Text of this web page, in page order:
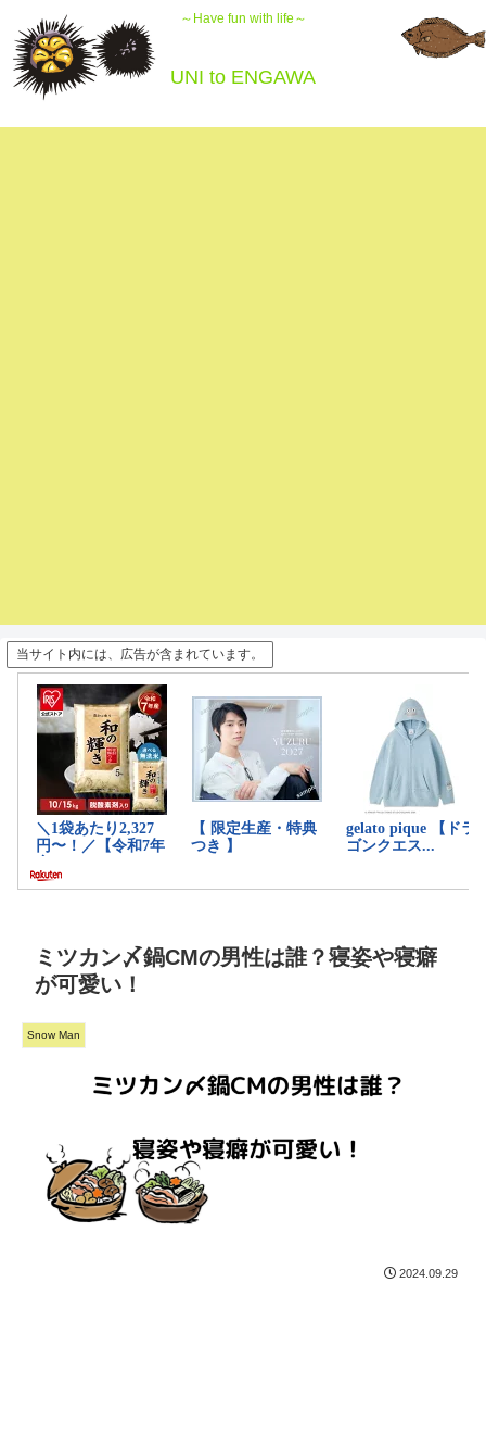
～Have fun with life～
UNI to ENGAWA
当サイト内には、広告が含まれています。
ミツカン〆鍋CMの男性は誰？寝姿や寝癖
が可愛い！
Snow Man
2024.09.29